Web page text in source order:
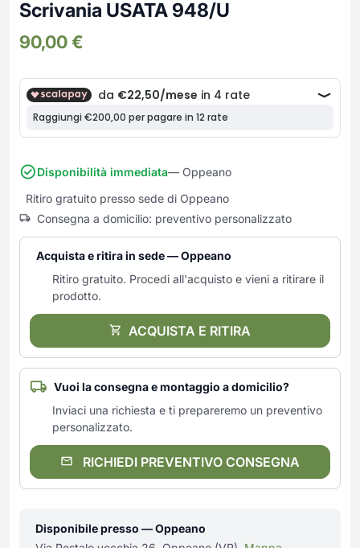
Frullatori
Macchine caffe e capsule
Robot Da Cucina
Sbattitori
Spremiagrumi e Centrifughe
Tostapane
Tritacarne
Tritaverdure elettrici
Utensili da cucina
Yogurtiere
Lampade da parete
Lampade da tavolo
Mobili Ingresso
Scarpiere
SOGGIORNO
Complementi Soggiorno
Sedie e Sgabelli
Soggiorni e Pareti
Tavoli e Tavolini
UFFICIO
Banconi Reception
Mobili per ufficio
Moduli per ufficio
Poltrone Barber Shop
Stufette usate
Scrivania USATA 948/U
90,00€
Disponibilità immediata— Oppeano
Ritiro gratuito presso sede di Oppeano
Consegna a domicilio: preventivo personalizzato
Acquista e ritira in sede — Oppeano
Ritiro gratuito. Procedi all'acquisto e vieni a ritirare il
prodotto.
ACQUISTA E RITIRA
Vuoi la consegna e montaggio a domicilio?
Inviaci una richiesta e ti prepareremo un preventivo
personalizzato.
RICHIEDI PREVENTIVO CONSEGNA
Disponibile presso — Oppeano